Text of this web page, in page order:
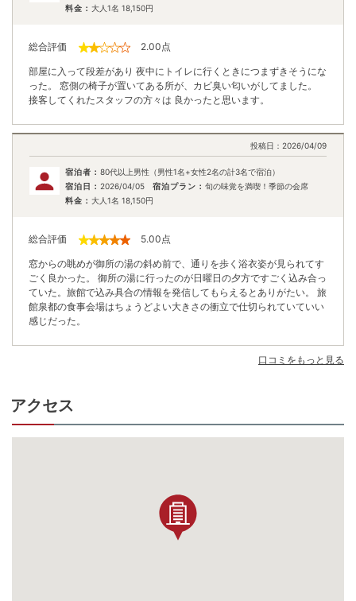
料金： 大人1名 18,150円
総合評価 2.00 点
部屋に入って段差があり 夜中にトイレに行くときにつまずきそうにな
った。 窓側の椅子が置いてある所が、カビ臭い匂いがしてました。
接客してくれたスタッフの方々は 良かったと思います。
投稿日： 2026/04/09
宿泊者： 80代以上男性（男性1名+女性2名の計3名で宿泊）
宿泊日： 2026/04/05 宿泊プラン： 旬の味覚を満喫！季節の会席
料金： 大人1名 18,150円
総合評価 5.00 点
窓からの眺めが御所の湯の斜め前で、通りを歩く浴衣姿が見られてす
ごく良かった。 御所の湯に行ったのが日曜日の夕方ですごく込み合っ
ていた。旅館で込み具合の情報を発信してもらえるとありがたい。 旅
館泉都の食事会場はちょうどよい大きさの衝立で仕切られていていい
感じだった。
口コミをもっと見る
アクセス